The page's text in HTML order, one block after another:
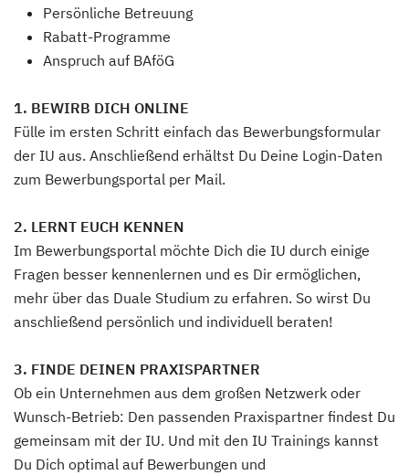
Persönliche Betreuung
Rabatt-Programme
Anspruch auf BAföG
1. BEWIRB DICH ONLINE
Fülle im ersten Schritt einfach das Bewerbungsformular
der IU aus. Anschließend erhältst Du Deine Login-Daten
zum Bewerbungsportal per Mail.
2. LERNT EUCH KENNEN
Im Bewerbungsportal möchte Dich die IU durch einige
Fragen besser kennenlernen und es Dir ermöglichen,
mehr über das Duale Studium zu erfahren. So wirst Du
anschließend persönlich und individuell beraten!
3. FINDE DEINEN PRAXISPARTNER
Ob ein Unternehmen aus dem großen Netzwerk oder
Wunsch-Betrieb: Den passenden Praxispartner findest Du
gemeinsam mit der IU. Und mit den IU Trainings kannst
Du Dich optimal auf Bewerbungen und